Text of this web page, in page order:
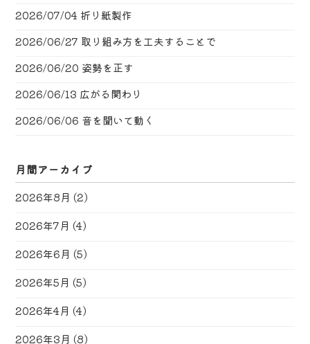
2026/07/04 折り紙製作
2026/06/27 取り組み方を工夫することで
2026/06/20 姿勢を正す
2026/06/13 広がる関わり
2026/06/06 音を聞いて動く
月間アーカイブ
2026年8月 (2)
2026年7月 (4)
2026年6月 (5)
2026年5月 (5)
2026年4月 (4)
2026年3月 (8)